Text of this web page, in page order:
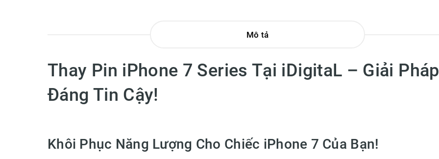
Mô tả
Thay Pin iPhone 7 Series Tại iDigitaL – Giải Pháp
Đáng Tin Cậy!
Khôi Phục Năng Lượng Cho Chiếc iPhone 7 Của Bạn!